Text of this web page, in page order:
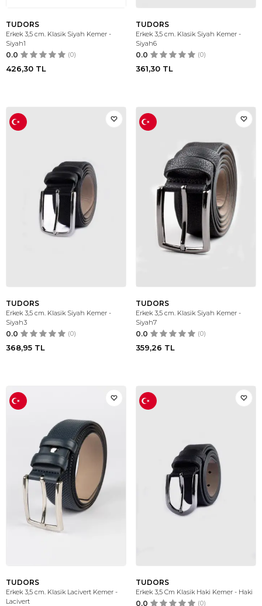
TUDORS
Erkek 3,5 cm. Klasik Siyah Kemer -
Siyah1
0.0 (0)
426,30 TL
TUDORS
Erkek 3,5 cm. Klasik Siyah Kemer -
Siyah6
0.0 (0)
361,30 TL
TUDORS
Erkek 3,5 cm. Klasik Siyah Kemer -
Siyah3
0.0 (0)
368,95 TL
TUDORS
Erkek 3,5 cm. Klasik Siyah Kemer -
Siyah7
0.0 (0)
359,26 TL
TUDORS
Erkek 3,5 cm. Klasik Lacivert Kemer -
Lacivert
TUDORS
Erkek 3,5 Cm Klasik Haki Kemer - Haki
0.0 (0)